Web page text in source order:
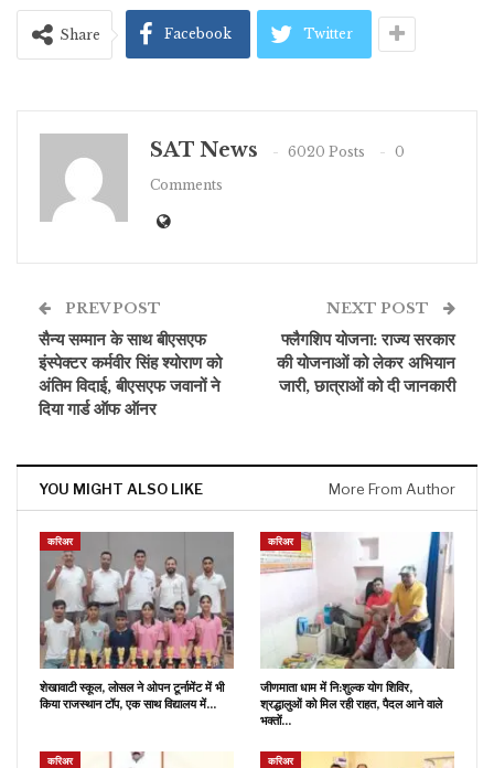
Share Facebook Twitter
SAT News 6020 Posts
0
Comments
PREV POST
सैन्य सम्मान के साथ बीएसएफ
इंस्पेक्टर कर्मवीर सिंह श्योराण को
अंतिम विदाई, बीएसएफ जवानों ने
दिया गार्ड ऑफ ऑनर
NEXT POST
फ्लैगशिप योजना: राज्य सरकार
की योजनाओं को लेकर अभियान
जारी, छात्राओं को दी जानकारी
YOU MIGHT ALSO LIKE More From Author
करिअर
शेखावाटी स्कूल, लोसल ने ओपन टूर्नामेंट में भी
किया राजस्थान टॉप, एक साथ विद्यालय में…
करिअर
जीणमाता धाम में नि:शुल्क योग शिविर,
श्रद्धालुओं को मिल रही राहत, पैदल आने वाले
भक्तों…
करिअर करिअर